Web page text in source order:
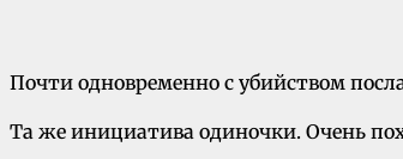
Почти одновременно с убийством
Та же инициатива одиночки. Очень